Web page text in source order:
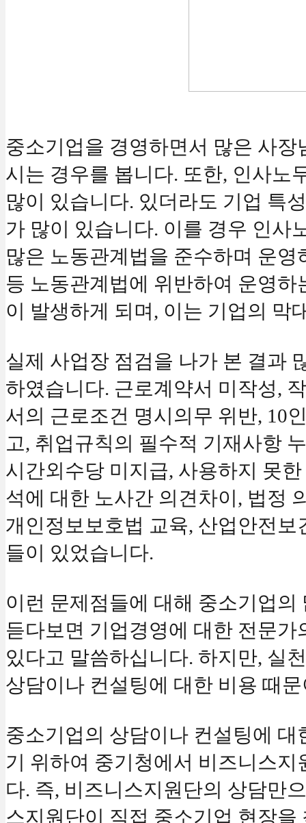
중소기업을 경영하면서 많은 사
시는 경우를 봅니다. 또한, 인사노
많이 있습니다. 있더라도 기업 특
가 많이 있습니다. 이를 경우 인사
많은 노동관계법을 준수하며 운
등 노동관계법에 위반하여 운영
이 발생하게 되며, 이는 기업의 막
실제 사업장 점검을 나가 본 결과
하였습니다. 근로계약서 미작성,
서의 근로조건 명시의무 위반, 10
고, 취업규칙의 필수적 기재사항
시간외수당 미지급, 사용하지 못
석에 대한 노사간 의견차이, 법정
개인정보보호법 교육, 산업안전
들이 있었습니다.
이런 문제점들에 대해 중소기업
듣다보면 기업경영에 대한 전문
있다고 말씀하십니다. 하지만, 실
상담이나 컨설팅에 대한 비용 때
중소기업의 상담이나 컨설팅에
기 위하여 중기청에서 비즈니스
다. 즉, 비즈니스지원단의 상담만
스지원단이 직접 중소기업 현장